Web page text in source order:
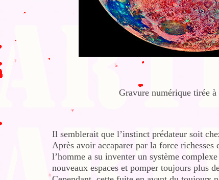
Gravure numérique tirée
Il semblerait que l’instinct prédateur soit
Après avoir accaparer par la force
l’homme a su inventer un système
nouveaux espaces et pomper toujours plus